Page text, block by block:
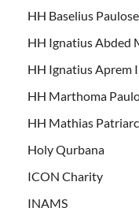
HH Baselius
HH Ignatius Abded
HH Ignatius Aprem
HH Marthoma
HH Mathias
Holy Qurbana
ICON Charity
INAMS